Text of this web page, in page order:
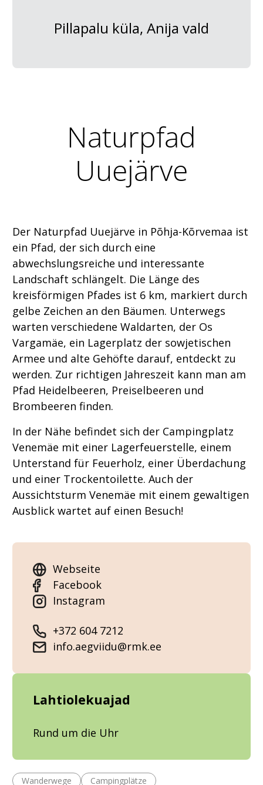
Pillapalu küla, Anija vald
Naturpfad
Uuejärve
Der Naturpfad Uuejärve in Põhja-Kõrvemaa ist
ein Pfad, der sich durch eine
abwechslungsreiche und interessante
Landschaft schlängelt. Die Länge des
kreisförmigen Pfades ist 6 km, markiert durch
gelbe Zeichen an den Bäumen. Unterwegs
warten verschiedene Waldarten, der Os
Vargamäe, ein Lagerplatz der sowjetischen
Armee und alte Gehöfte darauf, entdeckt zu
werden. Zur richtigen Jahreszeit kann man am
Pfad Heidelbeeren, Preiselbeeren und
Brombeeren finden.
In der Nähe befindet sich der Campingplatz
Venemäe mit einer Lagerfeuerstelle, einem
Unterstand für Feuerholz, einer Überdachung
und einer Trockentoilette. Auch der
Aussichtsturm Venemäe mit einem gewaltigen
Ausblick wartet auf einen Besuch!
Webseite
Facebook
Instagram
+372 604 7212
info.aegviidu@rmk.ee
Lahtiolekuajad
Rund um die Uhr
Wanderwege Campingplätze